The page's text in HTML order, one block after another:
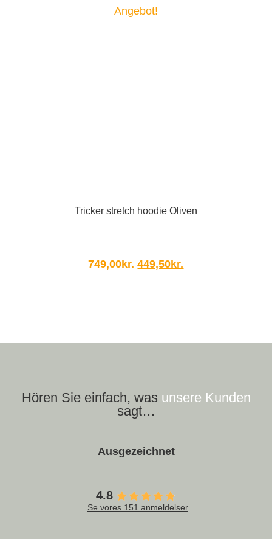
Angebot!
Tricker stretch hoodie Oliven
749,00kr. Ursprünglicher
449,50kr.
Hören Sie einfach, was unsere Kunden
sagt…
Ausgezeichnet
4.8
Se vores 151 anmeldelser